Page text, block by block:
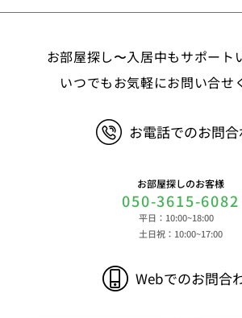
等 ③決済に関する情報 クレジットカ
ービスのご利用に際して取得する情報
子、広告識別子、IPアドレス、クッキー
閲覧時刻、リファラー情報ならびにクッ
対するお問い合わせ・ご連絡等に関す
た、お客様の個人情報は、弊社のデータ
テムに登録されます。登録されるお客様
積書等をもとに登録されます。 （2）
借契約を締結している不動産所有者様お
お部屋探し〜入居中もサポート
いつでもお気軽にお問い合せ
お電話でのお問
お部屋探しのお客様
050-3615-6082
平日：10:00~18:00
土日祝：10:00~17:00
Webでのお問合